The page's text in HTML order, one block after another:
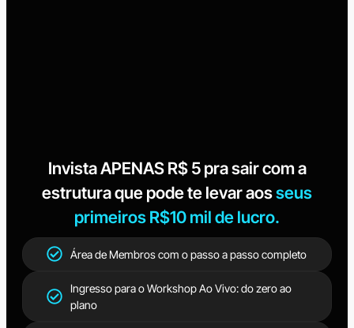
Invista APENAS R$ 5 pra sair com a
estrutura que pode te levar aosseus
primeiros R$10 mil de lucro.
Área de Membros com o passo a passo completo
Ingresso para o Workshop Ao Vivo: do zero ao
plano